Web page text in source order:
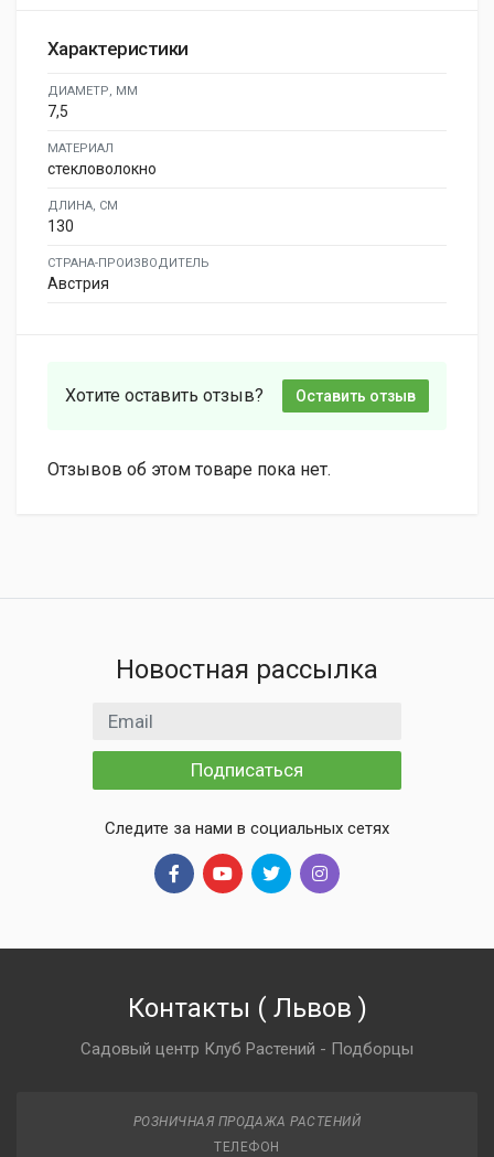
Характеристики
ДИАМЕТР, ММ
7,5
МАТЕРИАЛ
стекловолокно
ДЛИНА, СМ
130
СТРАНА-ПРОИЗВОДИТЕЛЬ
Австрия
Хотите оставить отзыв? Оставить отзыв
Отзывов об этом товаре пока нет.
Новостная рассылка
Email адрес
Подписаться
Следите за нами в социальных сетях
Контакты ( Львов )
Садовый центр Клуб Растений - Подборцы
РОЗНИЧНАЯ ПРОДАЖА РАСТЕНИЙ
ТЕЛЕФОН